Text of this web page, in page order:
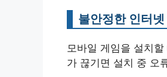
불안정한 인터넷
모바일 게임을 설치
가 끊기면 설치 중 오